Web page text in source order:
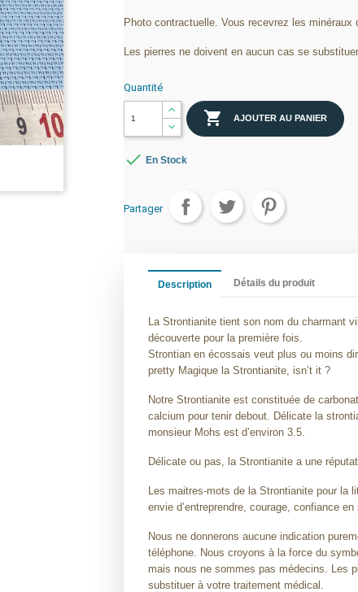
Photo contractuelle. Vous recevrez les minéraux
Les pierres ne doivent en aucun cas se
Quantité
 AJOUTER AU PANIER
 En Stock
Partager
Description Détails du produit
La Strontianite tient son nom du charmant
découverte pour la première fois.
Strontian en écossais veut plus ou moins
pretty Magique la Strontianite, isn’t it ?
Notre Strontianite est constituée de
calcium pour tenir debout. Délicate la
monsieur Mohs est d’environ 3.5.
Délicate ou pas, la Strontianite a une
Les maitres-mots de la Strontianite pour la
envie d’entreprendre, courage, confiance
Nous ne donnerons aucune indication
téléphone. Nous croyons à la force du
mais nous ne sommes pas médecins. Les
substituer à votre traitement médical.